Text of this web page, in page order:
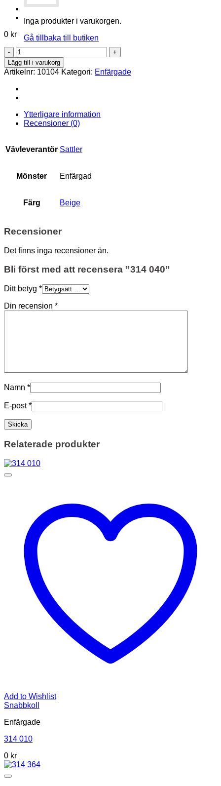
Inga produkter i varukorgen.
Gå tillbaka till butiken
0 kr
314
040
mängd
Lägg till i varukorg
Artikelnr: 10104 Kategori: Enfärgade
Ytterligare information
Recensioner (0)
Vävleverantör Sattler
Mönster Enfärgad
Färg Beige
Recensioner
Det finns inga recensioner än.
Bli först med att recensera ”314 040”
Ditt betyg *
Din recension *
Namn *
E-post*
Relaterade produkter
Add to Wishlist
Snabbkoll
Enfärgade
314 010
0 kr